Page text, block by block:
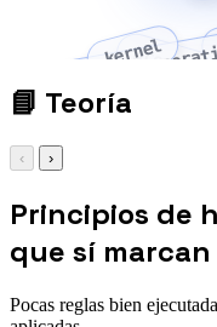
sistema
kernelproceso
📘 Teoría
‹ ›
Principios de
que sí
Pocas reglas bien